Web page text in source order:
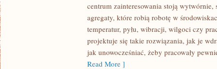
centrum zainteresowania stoją wytwórnie,
agregaty, które robią robotę w
temperatur, pyłu, wibracji, wilgoci czy
projektuje się takie rozwiązania, jak je
jak unowocześniać, żeby pracowały
Read More ]